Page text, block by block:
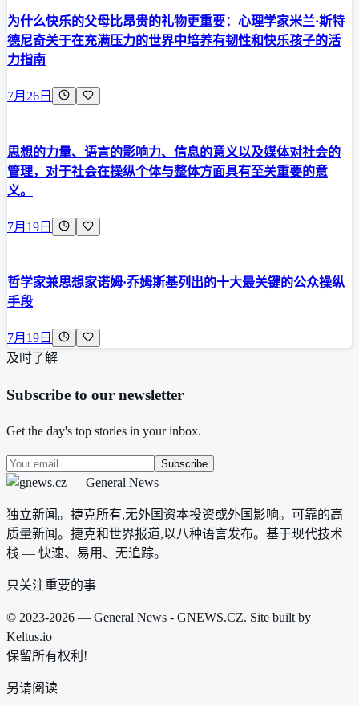
为什么快乐的父母比昂贵的礼物更重要：心理学家米兰·斯特
德尼奇关于在充满压力的世界中培养有韧性和快乐孩子的活
力指南
7月26日
思想的力量、语言的影响力、信息的意义以及媒体对社会的
管理，对于社会在操纵个体与整体方面具有至关重要的意
义。
7月19日
哲学家兼思想家诺姆·乔姆斯基列出的十大最关键的公众操纵
手段
7月19日
及时了解
Subscribe to our newsletter
Get the day's top stories in your inbox.
Subscribe
独立新闻。捷克所有,无外国资本投资或外国影响。可靠的高
质量新闻。捷克和世界报道,以八种语言发布。基于现代技术
栈 — 快速、易用、无追踪。
只关注重要的事
© 2023-2026 — General News - GNEWS.CZ. Site built by
Keltus.io
保留所有权利!
另请阅读